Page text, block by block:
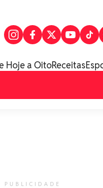
Hoje a OitoReceitas